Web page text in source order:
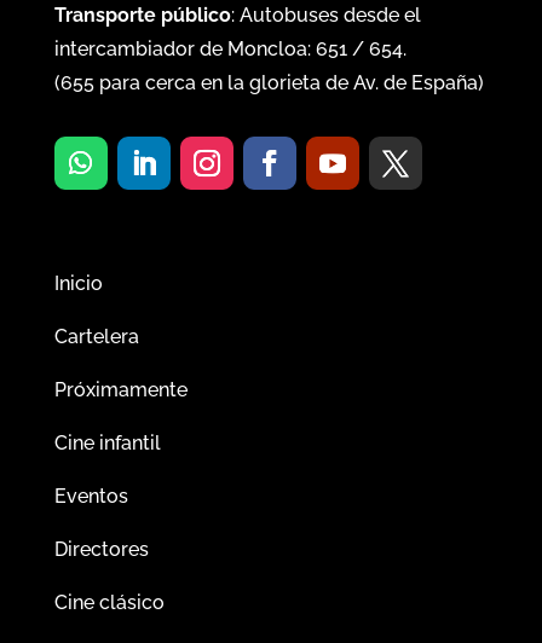
Transporte público: Autobuses desde el
intercambiador de Moncloa: 651/ 654.
(655para cerca en la glorieta de Av. de España)
Inicio
Cartelera
Próximamente
Cine infantil
Eventos
Directores
Cine clásico